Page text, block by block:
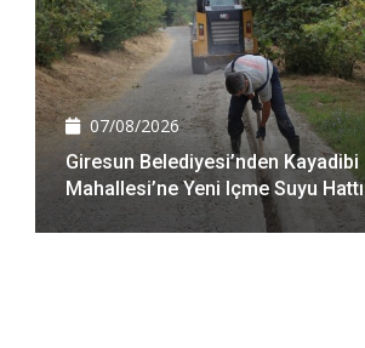
07/08/2026
Giresun Belediyesi’nden Kayadibi
Mahallesi’ne Yeni Içme Suyu Hattı